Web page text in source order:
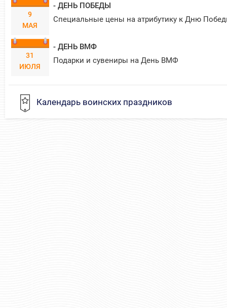
9
МАЯ
- ДЕНЬ ПОБЕДЫ
Специальные цены на атрибутику к Дню
31
ИЮЛЯ
- ДЕНЬ ВМФ
Подарки и сувениры на День ВМФ
Календарь воинских праздников